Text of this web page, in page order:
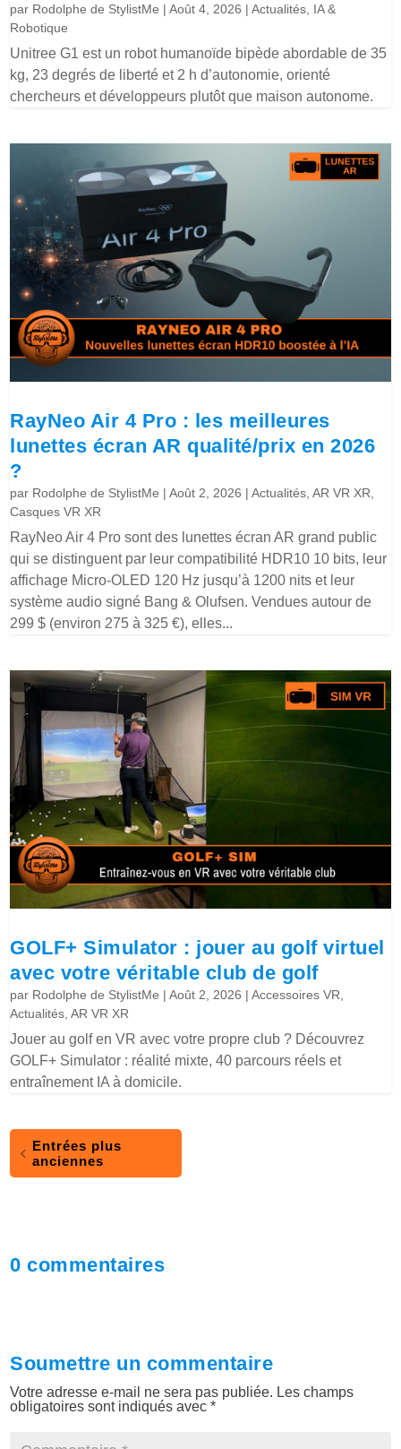
par Rodolphe de StylistMe |Août 4, 2026 |Actualités IA &
Robotique
Unitree G1 est un robot humanoïde bipède abordable de 35
kg, 23 degrés de liberté et 2 h d’autonomie, orienté
chercheurs et développeurs plutôt que maison autonome.
RayNeo Air 4 Pro : les meilleures
lunettes écran AR qualité/prix en 2026
?
par Rodolphe de StylistMe |Août 2, 2026 |Actualités ,AR VR XR
Casques VR XR
RayNeo Air 4 Pro sont des lunettes écran AR grand public
qui se distinguent par leur compatibilité HDR10 10 bits, leur
affichage Micro-OLED 120 Hz jusqu’à 1200 nits et leur
système audio signé Bang & Olufsen. Vendues autour de
299 $ (environ 275 à 325 €), elles...
GOLF+ Simulator : jouer au golf virtuel
avec votre véritable club de golf
par Rodolphe de StylistMe |Août 2, 2026 |Accessoires VR
Actualités ,AR VR XR
Jouer au golf en VR avec votre propre club ? Découvrez
GOLF+ Simulator : réalité mixte, 40 parcours réels et
entraînement IA à domicile.
Entrées plus
anciennes
0 commentaires
Soumettre un commentaire
Votre adresse e-mail ne sera pas publiée. Les champs
obligatoires sont indiqués avec*